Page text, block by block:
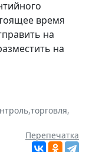
время
на
на
,торговля,
Перепечатка